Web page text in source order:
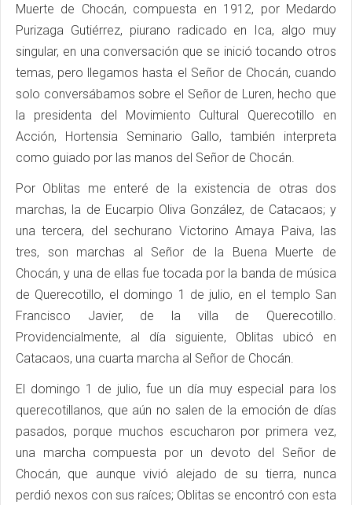
Muerte de Chocán, compuesta en 1912, por Medardo
Purizaga Gutiérrez, piurano radicado en Ica, algo muy
singular, en una conversación que se inició tocando otros
temas, pero llegamos hasta el Señor de Chocán, cuando
solo conversábamos sobre el Señor de Luren, hecho que
la presidenta del Movimiento Cultural Querecotillo en
Acción, Hortensia Seminario Gallo, también interpreta
como guiado por las manos del Señor de Chocán.
Por Oblitas me enteré de la existencia de otras dos
marchas, la de Eucarpio Oliva González, de Catacaos; y
una tercera, del sechurano Victorino Amaya Paiva, las
tres, son marchas al Señor de la Buena Muerte de
Chocán, y una de ellas fue tocada por la banda de música
de Querecotillo, el domingo 1 de julio, en el templo San
Francisco Javier, de la villa de Querecotillo.
Providencialmente, al día siguiente, Oblitas ubicó en
Catacaos, una cuarta marcha al Señor de Chocán.
El domingo 1 de julio, fue un día muy especial para los
querecotillanos, que aún no salen de la emoción de días
pasados, porque muchos escucharon por primera vez,
una marcha compuesta por un devoto del Señor de
Chocán, que aunque vivió alejado de su tierra, nunca
perdió nexos con sus raíces; Oblitas se encontró con esta